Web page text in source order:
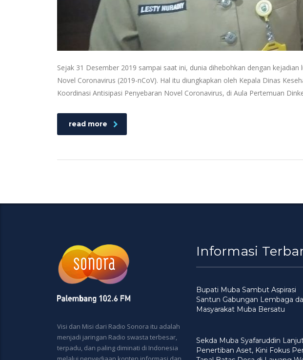
Sejak 31 Desember 2019 sampai saat ini, dunia dihebohkan dengan
Novel Coronavirus (2019-nCoV). Hal itu diungkapkan oleh Kepala Dinas
Koordinasi Antisipasi Penyebaran Novel Coronavirus, di Aula Pertemuan
read more
Visi dan Misi dari Radio Sonora itu adalah
menjadi jaringan Radio swasta terbesar,
terpadu, dan paling diminati di Indonesia
Informasi
Bupati Muba Sambut Aspirasi
Santun Gabungan Lembaga
Masyarakat Muba Bersatu
Sekda Muba Syafaruddin
Penertiban Aset, Kini Fokus